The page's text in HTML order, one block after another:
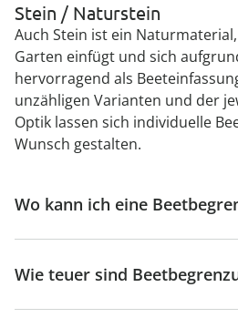
Stein / Naturstein
Auch Stein ist ein
Garten einfügt und sich
hervorragend als
unzähligen Varianten und der
Optik lassen sich individuelle
Wunsch gestalten.
Wo kann ich eine
Wie teuer sind